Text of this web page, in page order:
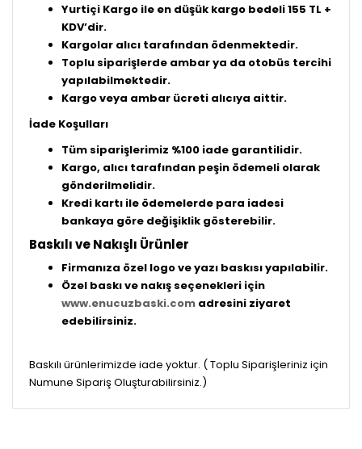
Yurtiçi Kargo ile en düşük kargo bedeli 155 TL +
KDV’dir.
Kargolar alıcı tarafından ödenmektedir.
Toplu siparişlerde ambar ya da otobüs tercihi
yapılabilmektedir.
Kargo veya ambar ücreti alıcıya aittir.
İade Koşulları
Tüm siparişlerimiz %100 iade garantilidir.
Kargo, alıcı tarafından peşin ödemeli olarak
gönderilmelidir.
Kredi kartı ile ödemelerde para iadesi
bankaya göre değişiklik gösterebilir.
Baskılı ve Nakışlı Ürünler
Firmanıza özel logo ve yazı baskısı yapılabilir.
Özel baskı ve nakış seçenekleri için
www.enucuzbaski.com adresini ziyaret
edebilirsiniz.
Baskılı ürünlerimizde iade yoktur. ( Toplu Siparişleriniz için
Numune Sipariş Oluşturabilirsiniz.)